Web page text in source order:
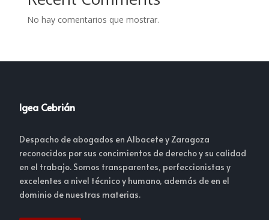
No hay comentarios que mostrar.
Igea Cebrián
Despacho de abogados en Albacete y Zaragoza
reconocidos por sus concimientos de derecho y su calidad
en el trabajo. Somos transparentes, perfeccionistas y
excelentes a nivel técnico y humano, además de en el
dominio de nuestras materias.